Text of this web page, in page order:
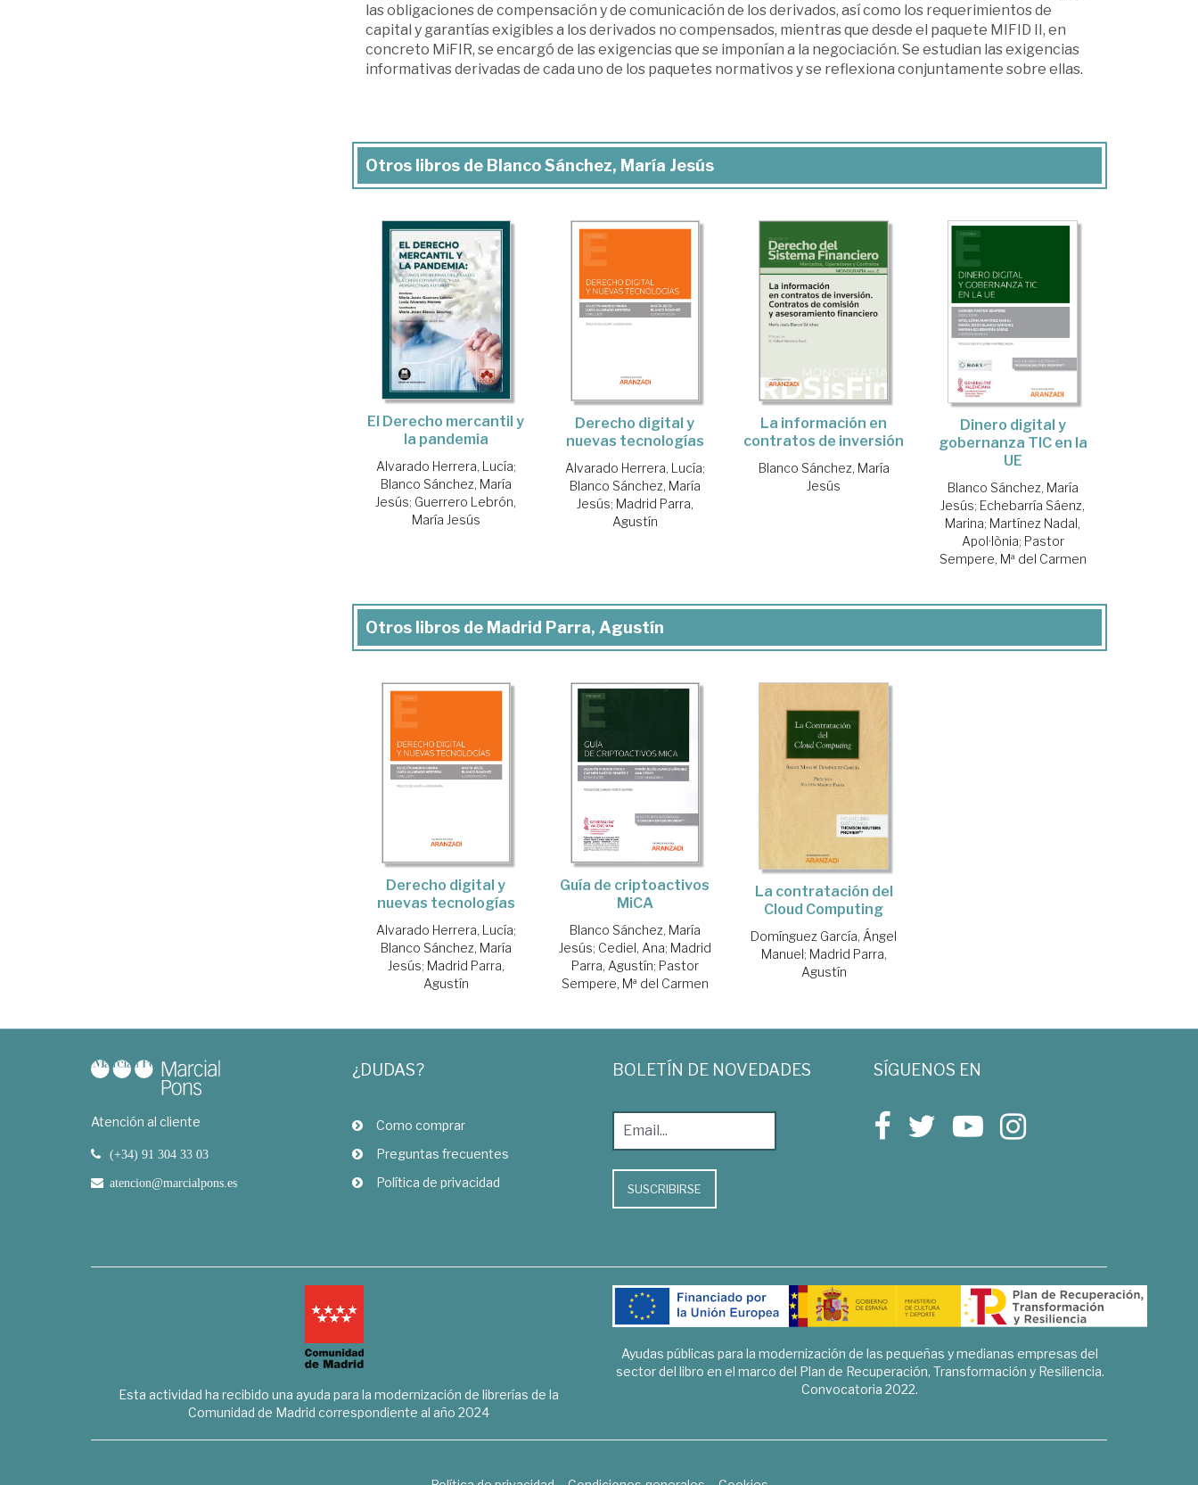
las obligaciones de compensación y de comunicación de los derivados, así como los requerimientos de
capital y garantías exigibles a los derivados no compensados, mientras que desde el paquete MIFID II, en
concreto MiFIR, se encargó de las exigencias que se imponían a la negociación. Se estudian las exigencias
informativas derivadas de cada uno de los paquetes normativos y se reflexiona conjuntamente sobre ellas.
Otros libros de Blanco Sánchez, María Jesús
El Derecho mercantil y
la pandemia
Alvarado Herrera, Lucía;
Blanco Sánchez, María
Jesús; Guerrero Lebrón,
María Jesús
Derecho digital y
nuevas tecnologías
Alvarado Herrera, Lucía;
Blanco Sánchez, María
Jesús; Madrid Parra,
Agustín
La información en
contratos de inversión
Blanco Sánchez, María
Jesús
Dinero digital y
gobernanza TIC en la
UE
Blanco Sánchez, María
Jesús; Echebarría Sáenz,
Marina; Martínez Nadal,
Apol·lònia; Pastor
Sempere, Mª del Carmen
Otros libros de Madrid Parra, Agustín
Derecho digital y
nuevas tecnologías
Alvarado Herrera, Lucía;
Blanco Sánchez, María
Jesús; Madrid Parra,
Agustín
Guía de criptoactivos
MiCA
Blanco Sánchez, María
Jesús; Cediel, Ana; Madrid
Parra, Agustín; Pastor
Sempere, Mª del Carmen
La contratación del
Cloud Computing
Domínguez García, Ángel
Manuel; Madrid Parra,
Agustín
Atención al cliente
(+34) 91 304 33 03
atencion@marcialpons.es
¿DUDAS?
Como comprar
Preguntas frecuentes
Política de privacidad
BOLETÍN DE NOVEDADES
SUSCRIBIRSE
SÍGUENOS EN
Esta actividad ha recibido una ayuda para la modernización de librerías de la
Comunidad de Madrid correspondiente al año 2024
Ayudas públicas para la modernización de las pequeñas y medianas empresas del
sector del libro en el marco del Plan de Recuperación, Transformación y Resiliencia.
Convocatoria 2022.